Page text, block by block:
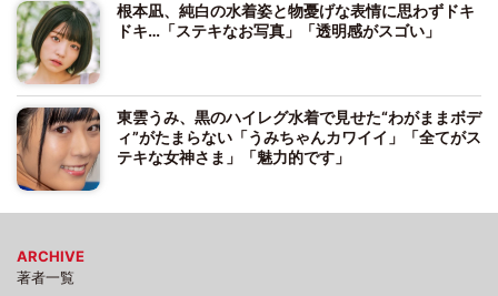
根本凪、純白の水着姿と物憂げな表情に思わずドキ
ドキ…「ステキなお写真」「透明感がスゴい」
東雲うみ、黒のハイレグ水着で見せた“わがままボデ
ィ”がたまらない「うみちゃんカワイイ」「全てがス
テキな女神さま」「魅力的です」
ARCHIVE
著者一覧